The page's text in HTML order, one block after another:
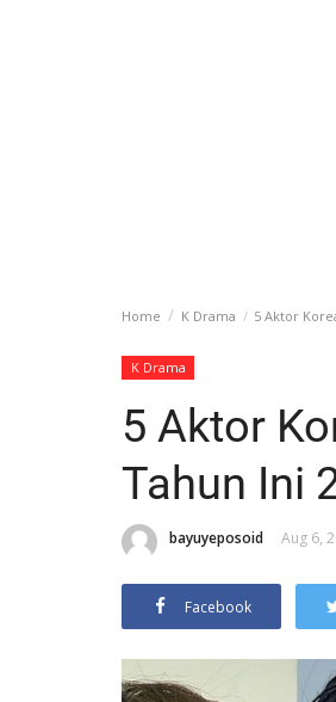
Home K Drama 5 Aktor
K Drama
5 Aktor
Tahun Ini
bayuyeposoid Aug 6,
Facebook